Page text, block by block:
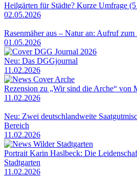
Heilgärten für Städte? Kurze Umfrage
02.05.2026
Rasenmäher aus – Natur an: Aufruf
01.05.2026
Neu: Das DGGjournal
11.02.2026
Rezension zu „Wir sind die Arche“ von
11.02.2026
Neu: Zwei deutschlandweite
Bereich
11.02.2026
Portrait Karin Haslbeck: Die
Stadtgarten
11.02.2026